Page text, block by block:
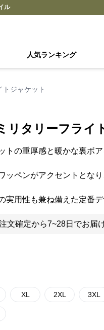
ル
人気ランキング
ジャケット
リタリーフライ
トの重厚感と暖かな裏ボ
ッペンがアクセントとな
実用性も兼ね備えた定番デ
文確定から7~28日でお届
XL 2XL 3XL